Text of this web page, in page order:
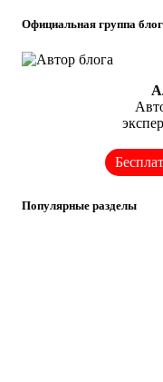
Официальная группа
Популярные разделы